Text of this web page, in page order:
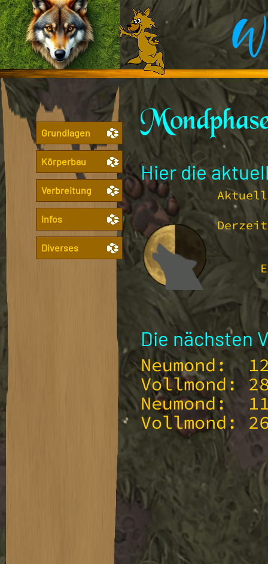
Grundlagen
Körperbau
Verbreitung
Infos
Diverses
Hier die
Die nächsten
Neumond:
Vollmond:
Neumond:
Vollmond: